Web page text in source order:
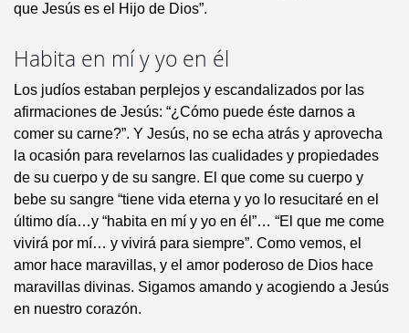
que Jesús es el Hijo de Dios”.
Habita en mí y yo en él
Los judíos estaban perplejos y escandalizados por las
afirmaciones de Jesús: “¿Cómo puede éste darnos a
comer su carne?”. Y Jesús, no se echa atrás y aprovecha
la ocasión para revelarnos las cualidades y propiedades
de su cuerpo y de su sangre. El que come su cuerpo y
bebe su sangre “tiene vida eterna y yo lo resucitaré en el
último día…y “habita en mí y yo en él”… “El que me come
vivirá por mí… y vivirá para siempre”. Como vemos, el
amor hace maravillas, y el amor poderoso de Dios hace
maravillas divinas. Sigamos amando y acogiendo a Jesús
en nuestro corazón.